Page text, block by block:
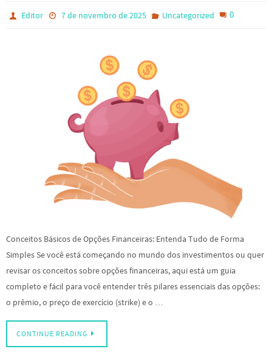
Editor 7 de novembro de 2025 Uncategorized 0
Conceitos Básicos de Opções Financeiras: Entenda Tudo de Forma
Simples Se você está começando no mundo dos investimentos ou quer
revisar os conceitos sobre opções financeiras, aqui está um guia
completo e fácil para você entender três pilares essenciais das opções:
o prêmio, o preço de exercício (strike) e o …
CONTINUE READING